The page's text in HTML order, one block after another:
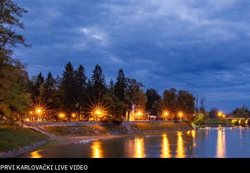
PRVI KARLOVAČKI LIVE VIDEO